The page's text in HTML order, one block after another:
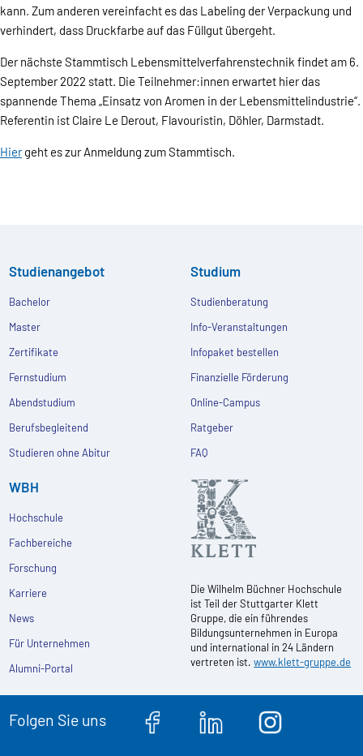
kann. Zum anderen vereinfacht es das Labeling der Verpackung und
verhindert, dass Druckfarbe auf das Füllgut übergeht.
Der nächste Stammtisch Lebensmittelverfahrenstechnik findet am 6.
September 2022 statt. Die Teilnehmer:innen erwartet hier das
spannende Thema „Einsatz von Aromen in der Lebensmittelindustrie“.
Referentin ist Claire Le Derout, Flavouristin, Döhler, Darmstadt.
Hiergeht es zur Anmeldung zum Stammtisch.
Studienangebot
Bachelor
Master
Zertifikate
Fernstudium
Abendstudium
Berufsbegleitend
Studieren ohne Abitur
Studium
Studienberatung
Info-Veranstaltungen
Infopaket bestellen
Finanzielle Förderung
Online-Campus
Ratgeber
FAQ
WBH
Hochschule
Fachbereiche
Forschung
Karriere
News
Für Unternehmen
Alumni-Portal
Die Wilhelm Büchner Hochschule
ist Teil der Stuttgarter Klett
Gruppe, die ein führendes
Bildungsunternehmen in Europa
und international in 24 Ländern
vertreten ist.www.klett-gruppe.de
Folgen Sie uns